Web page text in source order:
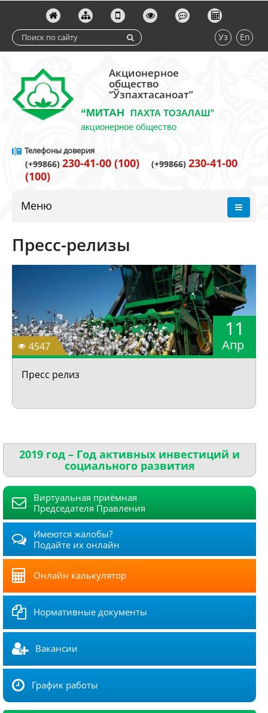
Уз En
Акционерное
общество
“Ўзпахтасаноат”
“МИТАН
ПАХТА ТОЗАЛАШ”
акционерное общество
Телефоны доверия
(+99866) 230-41-00 (100) (+99866) 230-41-00
(100)
Меню
Пресс-релизы
4547
11
Апр
Пресс релиз
2019 год – Год активных инвестиций и
социального развития
Виртуальная приёмная
Председателя Правления
Имеются жалобы?
Подайте их онлайн
Онлайн калькулятор
Нормативные документы
Вакансии
График работы